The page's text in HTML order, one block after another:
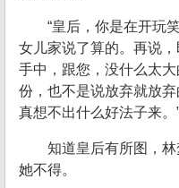
“皇后，你是在开玩
女儿家说了算的。再说
手中，跟您，没什么太
份，也不是说放弃就放
真想不出什么好法子来。
知道皇后有所图，
她不得。